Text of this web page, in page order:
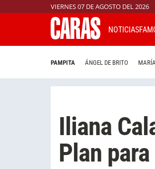
VIERNES 07 DE AGOSTO DEL 2026
NOTICIAS
PAMPITA ÁNGEL DE BRITO
Iliana
Plan